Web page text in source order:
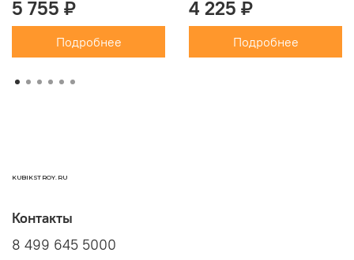
5 755 ₽
Подробнее
4 225 ₽
Подробнее
KUBIKSTROY.RU
Контакты
8 499 645 5000